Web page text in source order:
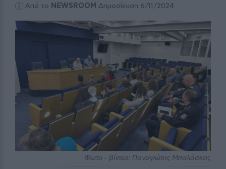
Από το NEWSROOM Δημοσίευση 6/11/2024
Φωτο - βίντεο: Παναγιώτης Μπαλάσκας